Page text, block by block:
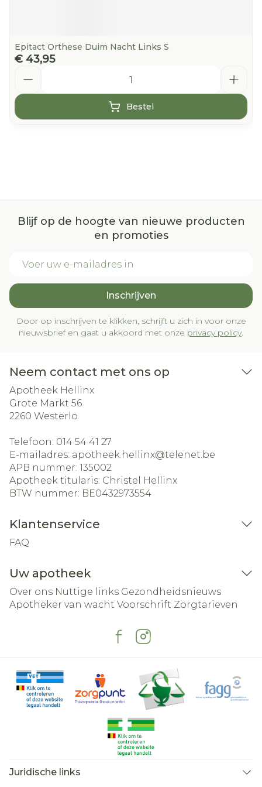
Epitact Orthese Duim Nacht Links S
€ 43,95
Bestel
Blijf op de hoogte van nieuwe producten
en promoties
Inschrijven
Door op inschrijven te klikken, schrijft u zich in voor onze
nieuwsbrief en gaat u akkoord met onze privacy policy.
Neem contact met ons op
Apotheek Hellinx
Grote Markt 56
2260 Westerlo
Telefoon: 014 54 41 27
E-mailadres: apotheek.hellinx@telenet.be
APB nummer: 135002
Apotheek titularis: Christel Hellinx
BTW nummer: BE0432973554
Klantenservice
FAQ
Uw apotheek
Over ons Nuttige links Gezondheidsnieuws
Apotheker van wacht Voorschrift Zorgtarieven
Juridische links